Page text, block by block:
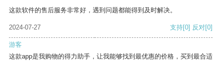
这款软件的售后服务非常好，遇到问题都能得到及时解决。
2024-07-27 支持[0] 反对[0]
游客
这款app是我购物的得力助手，让我能够找到最优惠的价格，买到最合适